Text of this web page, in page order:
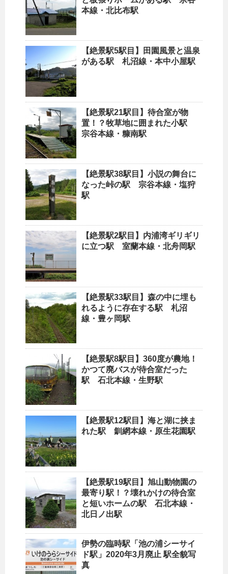
本線・北比布駅
【絶景駅5駅目】田園風景と温泉
がある駅 札沼線・本中小屋駅
【絶景駅21駅目】待合室が物
置！？牧草地に囲まれた小駅
宗谷本線・糠南駅
【絶景駅38駅目】小説の舞台に
なった峠の駅 宗谷本線・塩狩
駅
【絶景駅2駅目】内浦湾ギリギリ
に立つ駅 室蘭本線・北舟岡駅
【絶景駅33駅目】森の中に埋も
れるように存在する駅 札沼
線・豊ヶ岡駅
【絶景駅8駅目】360度が農地！
かつて廃バスが待合室だった
駅 石北本線・生野駅
【絶景駅12駅目】海と湖に挟ま
れた駅 釧網本線・原生花園駅
【絶景駅19駅目】旭山動物園の
最寄り駅！？壊れかけの待合室
と短いホームの駅 石北本線・
北日ノ出駅
伊勢の臨時駅「池の浦シーサイ
ド駅」2020年3月廃止 駅全貌写
真